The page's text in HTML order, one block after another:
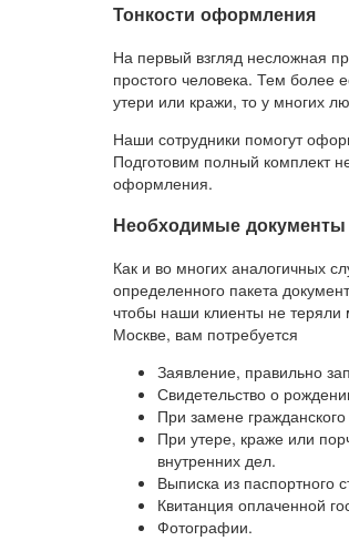
Тонкости оформления
На первый взгляд несложная
простого человека. Тем более
утери или кражи, то у многих
Наши сотрудники помогут
Подготовим полный комплект
оформления.
Необходимые документы
Как и во многих аналогичных
определенного пакета
чтобы наши клиенты не
Москве, вам потребуется
Заявление, правильно
Свидетельство о
При замене
При утере, краже или
внутренних дел.
Выписка из паспортного
Квитанция оплаченной
Фотографии.